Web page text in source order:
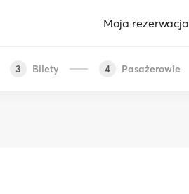
Moja rezerwacja
3 Bilety 4 Pasażerowie